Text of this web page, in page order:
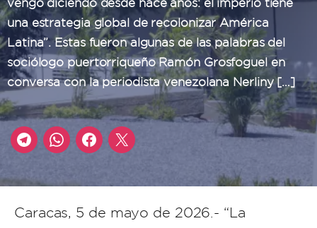
una estrategia global de recolonizar América
Latina”. Estas fueron algunas de las palabras del
sociólogo puertorriqueño Ramón Grosfoguel en
conversa con la periodista venezolana Nerliny […]
Caracas, 5 de mayo de 2026.- “La